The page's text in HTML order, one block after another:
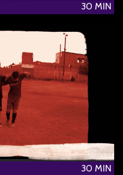
30 MIN
30 MIN